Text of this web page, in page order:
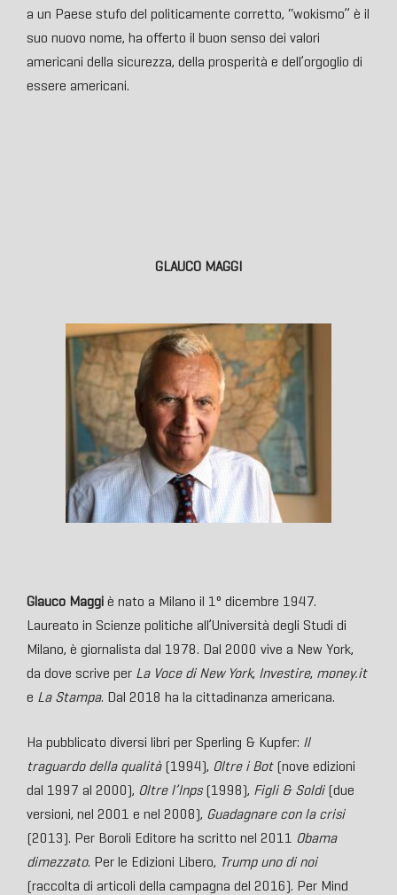
a un Paese stufo del politicamente corretto, “wokismo” è il
suo nuovo nome, ha offerto il buon senso dei valori
americani della sicurezza, della prosperità e dell’orgoglio di
essere americani.
GLAUCO MAGGI
Glauco Maggi è nato a Milano il 1° dicembre 1947.
Laureato in Scienze politiche all’Università degli Studi di
Milano, è giornalista dal 1978. Dal 2000 vive a New York,
da dove scrive per La Voce di New York, Investire, money.it
e La Stampa. Dal 2018 ha la cittadinanza americana.
Ha pubblicato diversi libri per Sperling & Kupfer: Il
traguardo della qualità (1994), Oltre i Bot(nove edizioni
dal 1997 al 2000), Oltre l’Inps(1998), Figli & Soldi(due
versioni, nel 2001 e nel 2008), Guadagnare con la crisi
(2013). Per Boroli Editore ha scritto nel 2011 Obama
dimezzato. Per le Edizioni Libero, Trump uno di noi
(raccolta di articoli della campagna del 2016). Per Mind